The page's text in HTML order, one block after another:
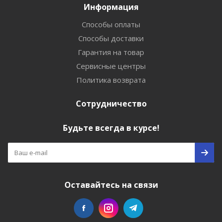
Информация
Способы оплаты
Способы доставки
Гарантия на товар
Сервисные центры
Политика возврата
Сотрудничество
Будьте всегда в курсе!
Оставайтесь на связи